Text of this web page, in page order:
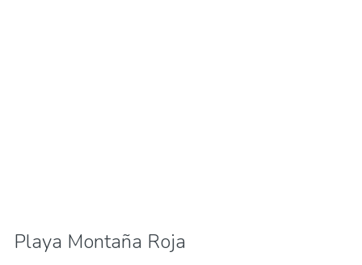
Playa Montaña Roja